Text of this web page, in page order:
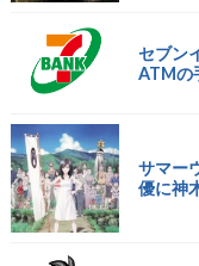
セブン
ATMの
サマー
優に神